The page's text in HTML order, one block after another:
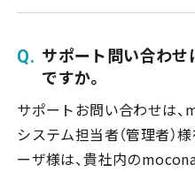
サポート問い合わせ
ですか。
サポートお問い合わせは
システム担当者（管理者）
ーザ様は、貴社内の